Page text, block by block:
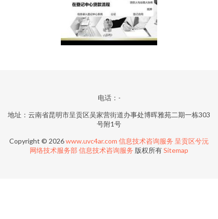
电话：-
地址：云南省昆明市呈贡区吴家营街道办事处博晖雅苑二期一栋303
号附1号
Copyright © 2026www.uvc4ar.com 信息技术咨询服务 呈贡区兮沅
网络技术服务部 信息技术咨询服务 版权所有Sitemap